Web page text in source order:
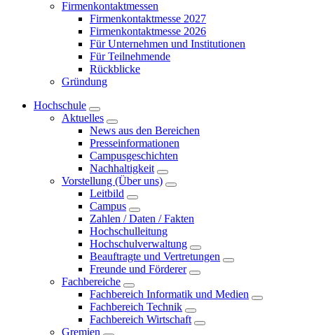
Firmenkontaktmessen
Firmenkontaktmesse 2027
Firmenkontaktmesse 2026
Für Unternehmen und Institutionen
Für Teilnehmende
Rückblicke
Gründung
Hochschule
Aktuelles
News aus den Bereichen
Presseinformationen
Campusgeschichten
Nachhaltigkeit
Vorstellung (Über uns)
Leitbild
Campus
Zahlen / Daten / Fakten
Hochschulleitung
Hochschulverwaltung
Beauftragte und Vertretungen
Freunde und Förderer
Fachbereiche
Fachbereich Informatik und Medien
Fachbereich Technik
Fachbereich Wirtschaft
Gremien